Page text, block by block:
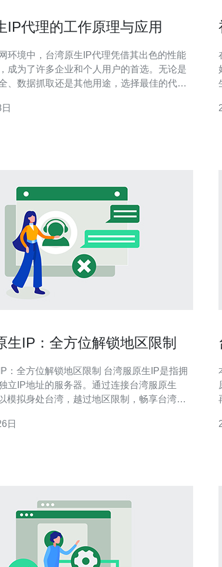
IP代理的工作原理与应用
环境中，台湾原生IP代理凭借其出色的性能
成为了许多企业和个人用户的首选。无论是
、数据抓取还是其他用途，选择最佳的代理
各种应用中的优势，包括那些最便宜的选
生IP：全方位解锁地区限制
位解锁地区限制 台湾服原生IP是指拥
立IP地址的服务器。通过连接台湾服原生
模拟身处台湾，越过地区限制，畅享台湾的
区访问。通过连接台湾服原生IP，用户可以
日